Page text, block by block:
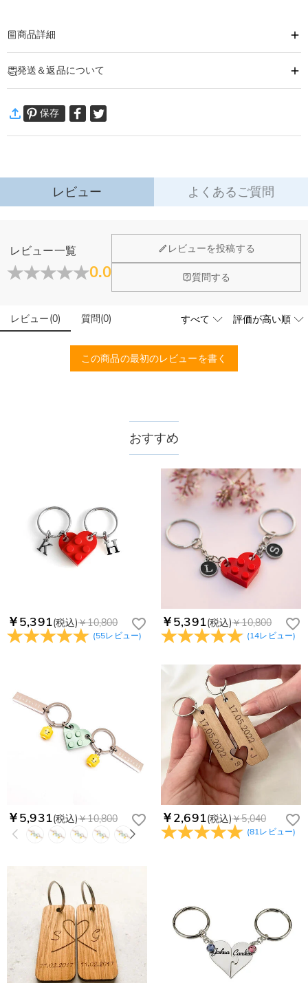
商品詳細
あなたの気持ちを形に出来るオーダーメイドのキーホルダーです。
大切な人へ、自分へのご褒美に。特別な時に贈るオリジナルアイテム。
あなただけの一品をおつくりします。
発送＆返品について
万一、ご注文商品にご満足いただけない場合は、商品が到着後60日
保存
レビュー よくあるご質問
レビュー一覧
0.0
レビューを投稿する
質問する
レビュー(0) 質問(0)
この商品の最初のレビューを書く
おすすめ
￥5,391(税込)￥10,800
(55レビュー)
￥5,391(税込)￥10,800
(14レビュー)
￥5,931(税込)￥10,800 ￥2,691(税込)￥5,040
(81レビュー)